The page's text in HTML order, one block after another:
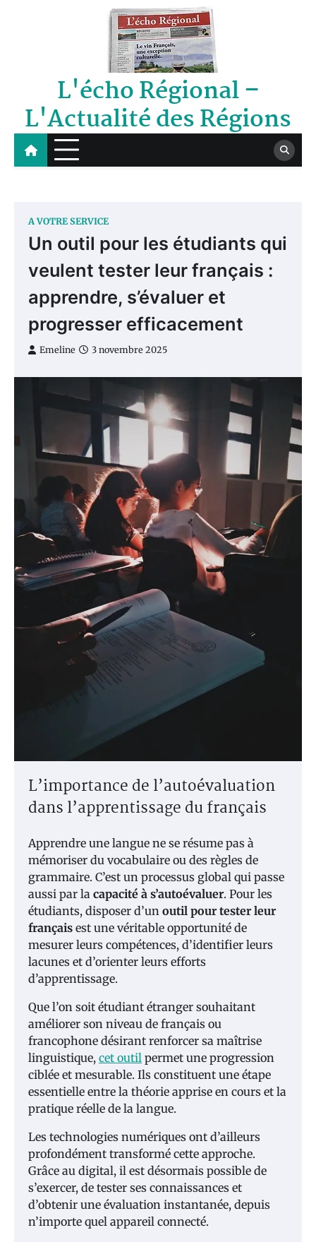
L'écho Régional –
L'Actualité des Régions
A VOTRE SERVICE
Un outil pour les étudiants qui
veulent tester leur français :
apprendre, s’évaluer et
progresser efficacement
Emeline 3 novembre 2025
L’importance de l’autoévaluation
dans l’apprentissage du français
Apprendre une langue ne se résume pas à
mémoriser du vocabulaire ou des règles de
grammaire. C’est un processus global qui passe
aussi par la capacité à s’autoévaluer. Pour les
étudiants, disposer d’un outil pour tester leur
français est une véritable opportunité de
mesurer leurs compétences, d’identifier leurs
lacunes et d’orienter leurs efforts
d’apprentissage.
Que l’on soit étudiant étranger souhaitant
améliorer son niveau de français ou
francophone désirant renforcer sa maîtrise
linguistique, cet outil permet une progression
ciblée et mesurable. Ils constituent une étape
essentielle entre la théorie apprise en cours et la
pratique réelle de la langue.
Les technologies numériques ont d’ailleurs
profondément transformé cette approche.
Grâce au digital, il est désormais possible de
s’exercer, de tester ses connaissances et
d’obtenir une évaluation instantanée, depuis
n’importe quel appareil connecté.